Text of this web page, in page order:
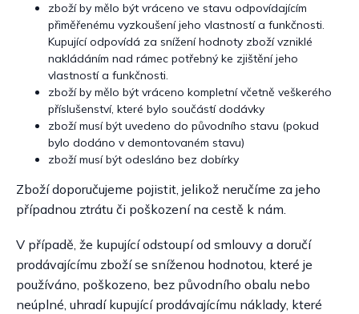
zboží by mělo být vráceno ve stavu odpovídajícím
přiměřenému vyzkoušení jeho vlastností a funkčnosti.
Kupující odpovídá za snížení hodnoty zboží vzniklé
nakládáním nad rámec potřebný ke zjištění jeho
vlastností a funkčnosti.
zboží by mělo být vráceno kompletní včetně veškerého
příslušenství, které bylo součástí dodávky
zboží musí být uvedeno do původního stavu (pokud
bylo dodáno v demontovaném stavu)
zboží musí být odesláno bez dobírky
Zboží doporučujeme pojistit, jelikož neručíme za jeho
případnou ztrátu či poškození na cestě k nám.
V případě, že kupující odstoupí od smlouvy a doručí
prodávajícímu zboží se sníženou hodnotou, které je
používáno, poškozeno, bez původního obalu nebo
neúplné, uhradí kupující prodávajícímu náklady, které